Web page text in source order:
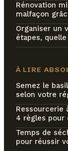
Rénovation
malfaçon
Organiser un
étapes,
À LIRE
Semez le
selon votre
Ressourcerie
4 règles pour
Temps de
pour réussir